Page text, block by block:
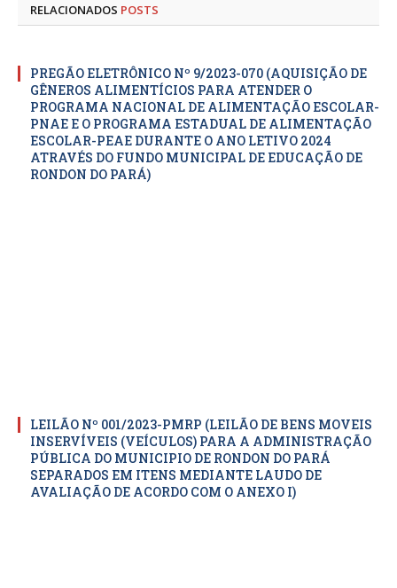
RELACIONADOS POSTS
PREGÃO ELETRÔNICO Nº 9/2023-070 (AQUISIÇÃO DE
GÊNEROS ALIMENTÍCIOS PARA ATENDER O
PROGRAMA NACIONAL DE ALIMENTAÇÃO ESCOLAR-
PNAE E O PROGRAMA ESTADUAL DE ALIMENTAÇÃO
ESCOLAR-PEAE DURANTE O ANO LETIVO 2024
ATRAVÉS DO FUNDO MUNICIPAL DE EDUCAÇÃO DE
RONDON DO PARÁ)
LEILÃO Nº 001/2023-PMRP (LEILÃO DE BENS MOVEIS
INSERVÍVEIS (VEÍCULOS) PARA A ADMINISTRAÇÃO
PÚBLICA DO MUNICIPIO DE RONDON DO PARÁ
SEPARADOS EM ITENS MEDIANTE LAUDO DE
AVALIAÇÃO DE ACORDO COM O ANEXO I)